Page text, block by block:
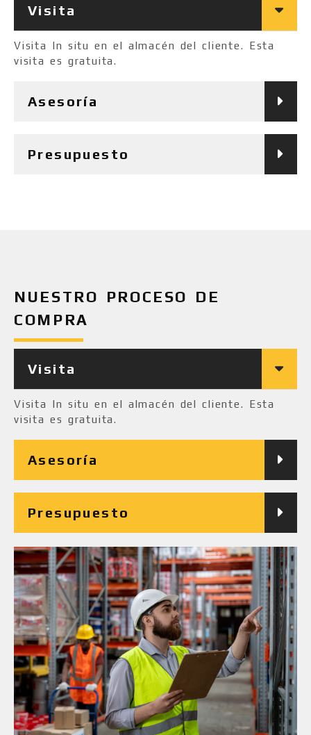
Visita
Visita In situ en el almacén del cliente. Esta
visita es gratuita.
Asesoría
Presupuesto
NUESTRO PROCESO DE
COMPRA
Visita
Visita In situ en el almacén del cliente. Esta
visita es gratuita.
Asesoría
Presupuesto